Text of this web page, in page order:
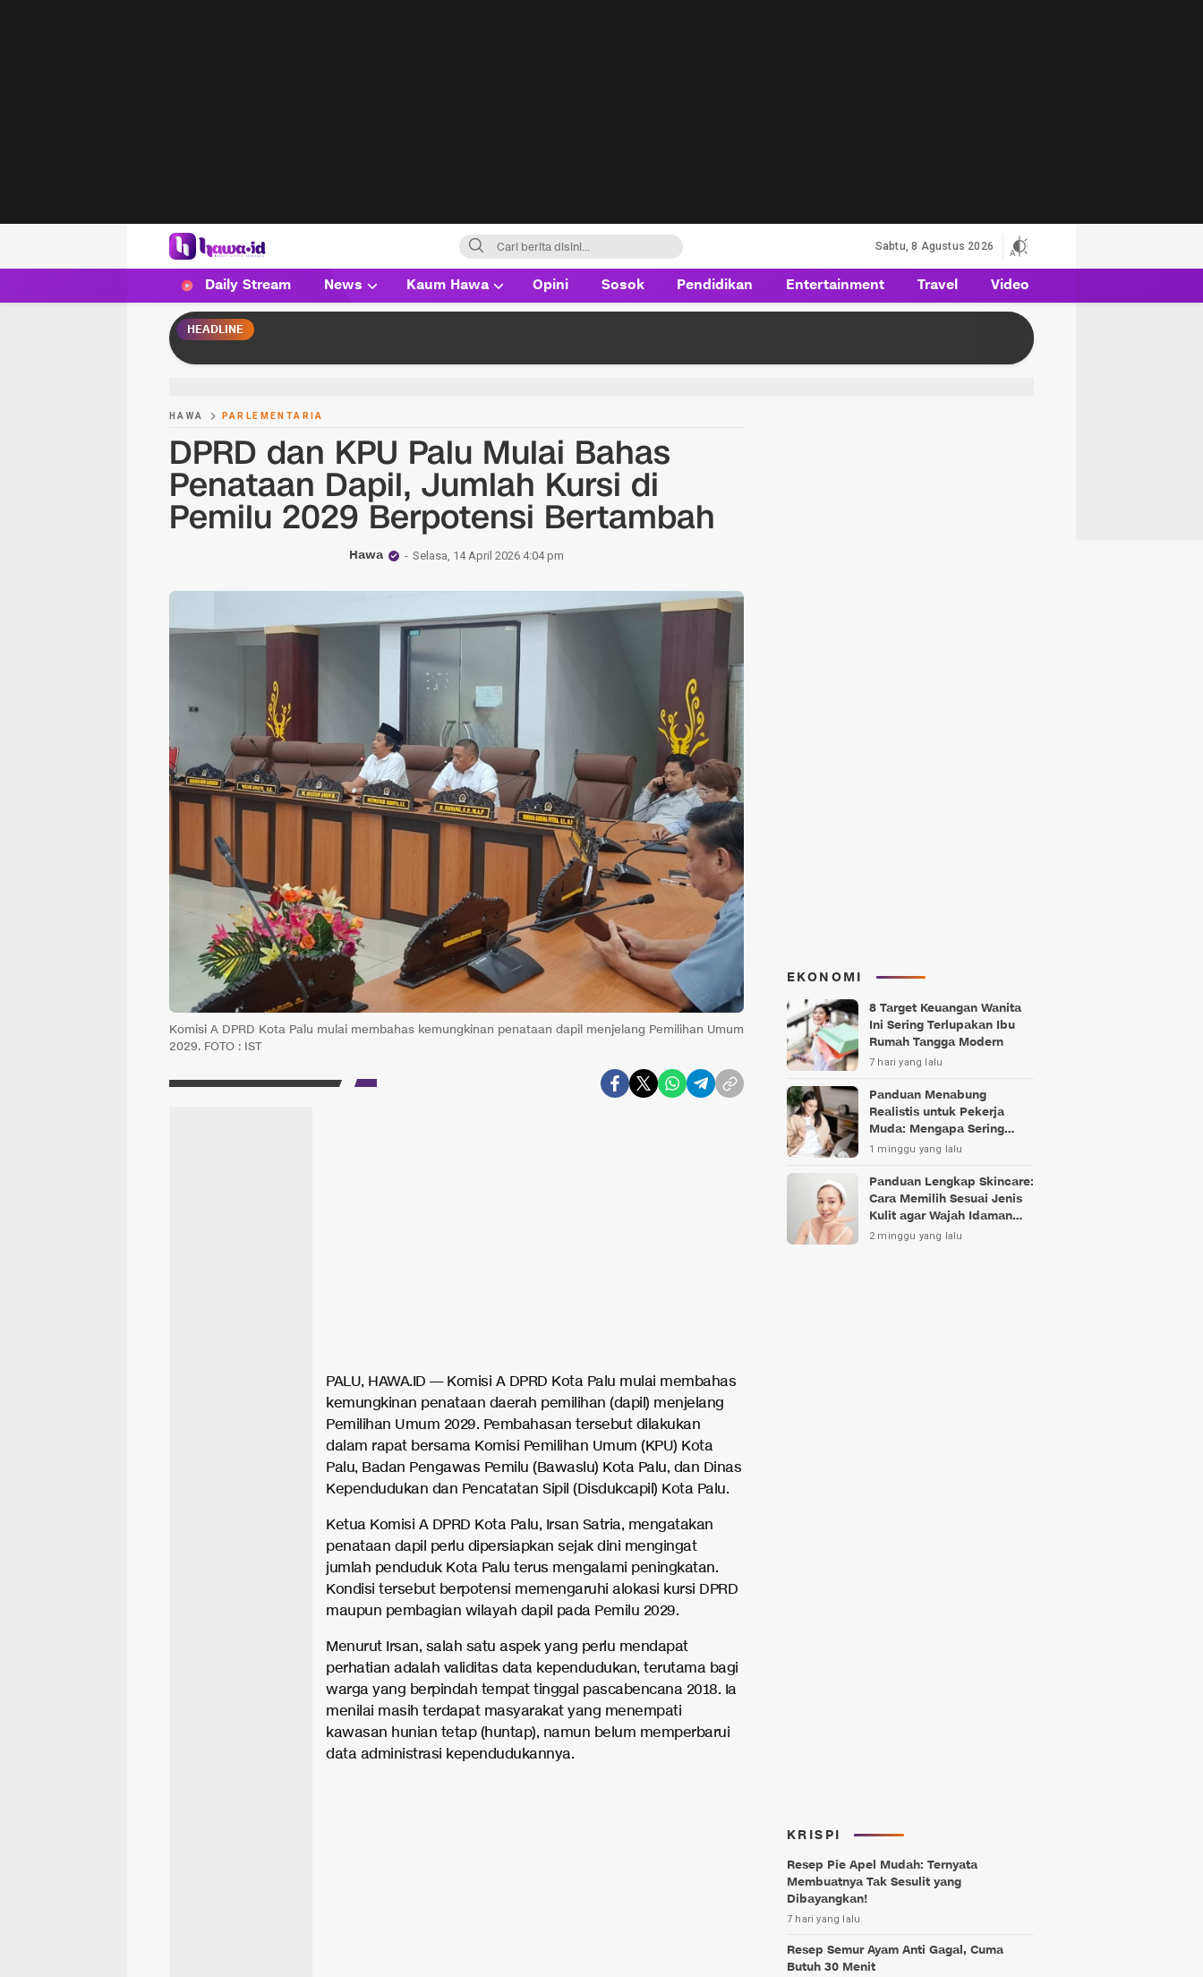
HAWA
Haluan Wanita Indonesia
Sabtu, 8 Agustus 2026
Daily Stream News Kaum Hawa Opini Sosok Pendidikan Entertainment Travel Video
HEADLINE
HAWA PARLEMENTARIA
DPRD dan KPU Palu Mulai Bahas
Penataan Dapil, Jumlah Kursi di
Pemilu 2029 Berpotensi Bertambah
Hawa Selasa, 14 April 2026 4:04 pm
Komisi A DPRD Kota Palu mulai membahas kemungkinan penataan dapil menjelang Pemilihan Umum
2029. FOTO : IST
PALU, HAWA.ID — Komisi A DPRD Kota Palu mulai membahas
kemungkinan penataan daerah pemilihan (dapil) menjelang
Pemilihan Umum 2029. Pembahasan tersebut dilakukan
dalam rapat bersama Komisi Pemilihan Umum (KPU) Kota
Palu, Badan Pengawas Pemilu (Bawaslu) Kota Palu, dan Dinas
Kependudukan dan Pencatatan Sipil (Disdukcapil) Kota Palu.
Ketua Komisi A DPRD Kota Palu, Irsan Satria, mengatakan
penataan dapil perlu dipersiapkan sejak dini mengingat
jumlah penduduk Kota Palu terus mengalami peningkatan.
Kondisi tersebut berpotensi memengaruhi alokasi kursi DPRD
maupun pembagian wilayah dapil pada Pemilu 2029.
Menurut Irsan, salah satu aspek yang perlu mendapat
perhatian adalah validitas data kependudukan, terutama bagi
warga yang berpindah tempat tinggal pascabencana 2018. Ia
menilai masih terdapat masyarakat yang menempati
kawasan hunian tetap (huntap), namun belum memperbarui
data administrasi kependudukannya.
EKONOMI
8 Target Keuangan Wanita
Ini Sering Terlupakan Ibu
Rumah Tangga Modern
7 hari yang lalu
Panduan Menabung
Realistis untuk Pekerja
Muda: Mengapa Sering
Gagal?
1 minggu yang lalu
Panduan Lengkap Skincare:
Cara Memilih Sesuai Jenis
Kulit agar Wajah Idaman
Bukan Sekadar Mimpi
2 minggu yang lalu
KRISPI
Resep Pie Apel Mudah: Ternyata
Membuatnya Tak Sesulit yang
Dibayangkan!
7 hari yang lalu
Resep Semur Ayam Anti Gagal, Cuma
Butuh 30 Menit